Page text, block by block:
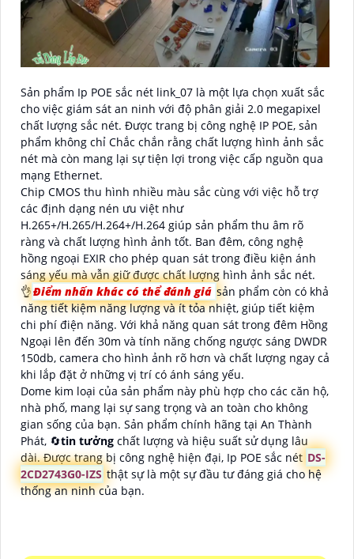
Sản phẩm Ip POE sắc nét link_07 là một lựa chọn xuất sắc
cho việc giám sát an ninh với độ phân giải 2.0 megapixel
chất lượng sắc nét. Được trang bị công nghệ IP POE, sản
phẩm không chỉ Chắc chắn rằng chất lượng hình ảnh sắc
nét mà còn mang lại sự tiện lợi trong việc cấp nguồn qua
mạng Ethernet.
Chip CMOS thu hình nhiều màu sắc cùng với việc hỗ trợ
các định dạng nén ưu việt như
H.265+/H.265/H.264+/H.264 giúp sản phẩm thu âm rõ
ràng và chất lượng hình ảnh tốt. Ban đêm, công nghệ
hồng ngoại EXIR cho phép quan sát trong điều kiện ánh
sáng yếu mà vẫn giữ được chất lượng hình ảnh sắc nét.
👌Điểm nhấn khác có thể đánh giá sản phẩm còn có khả
năng tiết kiệm năng lượng và ít tỏa nhiệt, giúp tiết kiệm
chi phí điện năng. Với khả năng quan sát trong đêm Hồng
Ngoại lên đến 30m và tính năng chống ngược sáng DWDR
150db, camera cho hình ảnh rõ hơn và chất lượng ngay cả
khi lắp đặt ở những vị trí có ánh sáng yếu.
Dome kim loại của sản phẩm này phù hợp cho các căn hộ,
nhà phố, mang lại sự sang trọng và an toàn cho không
gian sống của bạn. Sản phẩm chính hãng tại An Thành
Phát, 🔄tin tưởng chất lượng và hiệu suất sử dụng lâu
dài. Được trang bị công nghệ hiện đại, Ip POE sắc nét DS-
2CD2743G0-IZS thật sự là một sự đầu tư đáng giá cho hệ
thống an ninh của bạn.